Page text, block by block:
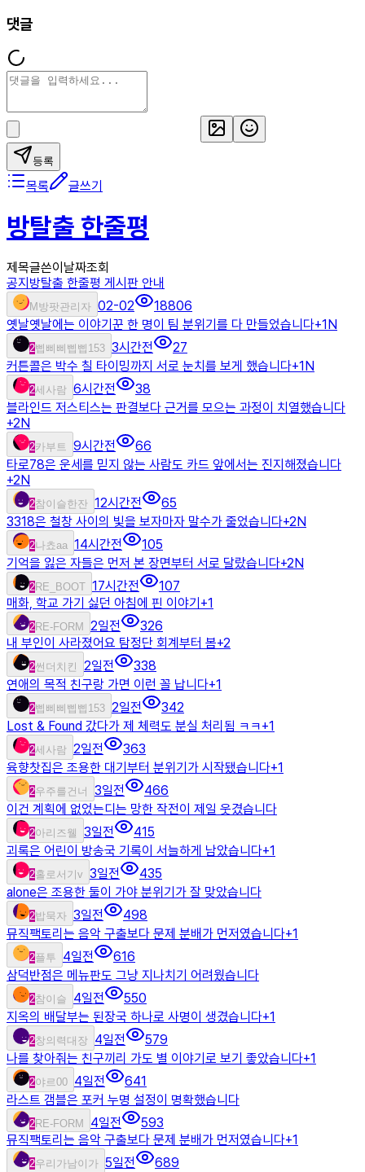
댓글
등록
목록 글쓰기
방탈출 한줄평
제목글쓴이 날짜조회
공지 방탈출 한줄평 게시판 안내
M 방팟관리자 02-02
18806
옛날옛날에는 이야기꾼 한 명이 팀 분위기를 다 만들었습니다+1 N
2삡삐삐삡삡153 3시간전
27
커튼콜은 박수 칠 타이밍까지 서로 눈치를 보게 했습니다+1 N
2세사람 6시간전
38
블라인드 저스티스는 판결보다 근거를 모으는 과정이 치열했습니다
+2 N
2카부트 9시간전
66
타로78은 운세를 믿지 않는 사람도 카드 앞에서는 진지해졌습니다
+2 N
2참이슬한잔 12시간전
65
3318은 철창 사이의 빛을 보자마자 말수가 줄었습니다+2 N
2나쵸aa 14시간전
105
기억을 잃은 자들은 먼저 본 장면부터 서로 달랐습니다+2 N
2RE_BOOT 17시간전
107
매화, 학교 가기 싫던 아침에 핀 이야기 +1
2RE-FORM 2일전
326
내 부인이 사라졌어요 탐정단 회계부터 봄+2
2썬더치킨 2일전
338
연애의 목적 친구랑 가면 이런 꼴 납니다+1
2삡삐삐삡삡153 2일전
342
Lost & Found 갔다가 제 체력도 분실 처리됨 ㅋㅋ+1
2세사람 2일전
363
육향찻집은 조용한 대기부터 분위기가 시작됐습니다+1
2우주를건너 3일전
466
이건 계획에 없었는디는 망한 작전이 제일 웃겼습니다
2아리즈웰 3일전
415
괴록은 어린이 방송국 기록이 서늘하게 남았습니다+1
2홀로서기v 3일전
435
alone은 조용한 둘이 가야 분위기가 잘 맞았습니다
2밥묵자 3일전
498
뮤직팩토리는 음악 구출보다 문제 분배가 먼저였습니다+1
2플투 4일전
616
삼덕반점은 메뉴판도 그냥 지나치기 어려웠습니다
2참이슬 4일전
550
지옥의 배달부는 된장국 하나로 사명이 생겼습니다+1
2창의력대장 4일전
579
나를 찾아줘는 친구끼리 가도 별 이야기로 보기 좋았습니다+1
2야르00 4일전
641
라스트 갬블은 포커 누명 설정이 명확했습니다
2RE-FORM 4일전
593
뮤직팩토리는 음악 구출보다 문제 분배가 먼저였습니다+1
2우리가남이가 5일전 689